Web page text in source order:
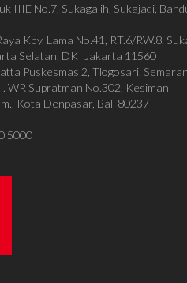
IIIE No.7, Sukagalih, Sukajadi,
Kby. Lama No.41, RT.6/RW.8,
Selatan, DKI Jakarta 11560
Puskesmas 2, Tlogosari,
WR Supratman No.302, Kesiman
Kota Denpasar, Bali 80237
5000